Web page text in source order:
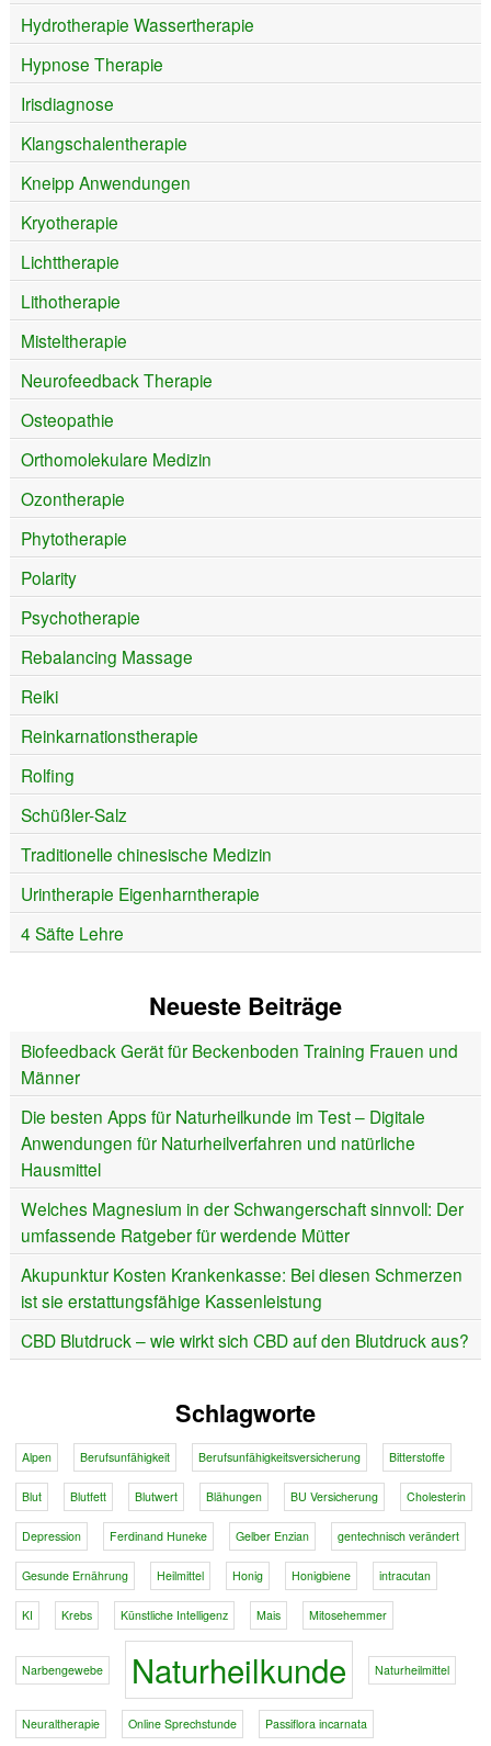
Hydrotherapie Wassertherapie
Hypnose Therapie
Irisdiagnose
Klangschalentherapie
Kneipp Anwendungen
Kryotherapie
Lichttherapie
Lithotherapie
Misteltherapie
Neurofeedback Therapie
Osteopathie
Orthomolekulare Medizin
Ozontherapie
Phytotherapie
Polarity
Psychotherapie
Rebalancing Massage
Reiki
Reinkarnationstherapie
Rolfing
Schüßler-Salz
Traditionelle chinesische Medizin
Urintherapie Eigenharntherapie
4 Säfte Lehre
Neueste Beiträge
Biofeedback Gerät für Beckenboden Training Frauen und
Männer
Die besten Apps für Naturheilkunde im Test – Digitale
Anwendungen für Naturheilverfahren und natürliche
Hausmittel
Welches Magnesium in der Schwangerschaft sinnvoll: Der
umfassende Ratgeber für werdende Mütter
Akupunktur Kosten Krankenkasse: Bei diesen Schmerzen
ist sie erstattungsfähige Kassenleistung
CBD Blutdruck – wie wirkt sich CBD auf den Blutdruck aus?
Schlagworte
Alpen Berufsunfähigkeit Berufsunfähigkeitsversicherung Bitterstoffe
Blut Blutfett Blutwert Blähungen BU Versicherung Cholesterin
Depression Ferdinand Huneke Gelber Enzian gentechnisch verändert
Gesunde Ernährung Heilmittel Honig Honigbiene intracutan
KI Krebs Künstliche Intelligenz Mais Mitosehemmer
Narbengewebe Naturheilkunde Naturheilmittel
Neuraltherapie Online Sprechstunde Passiflora incarnata